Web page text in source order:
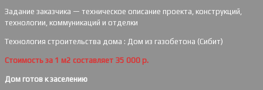
Задание заказчика — техническое описание проекта, конструкций,
технологии, коммуникаций и отделки
Технология строительства дома : Дом из газобетона (Сибит)
Стоимость за 1 м2 составляет 35 000 р.
Дом готов к заселению